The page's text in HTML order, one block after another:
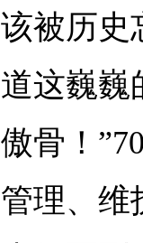
被历
这巍
骨！
理、